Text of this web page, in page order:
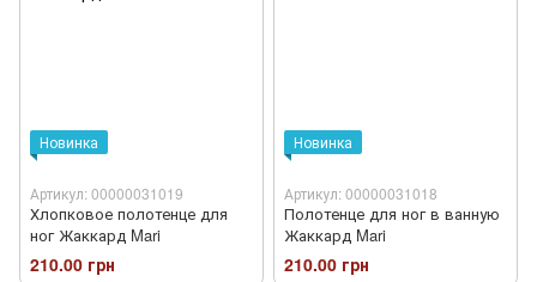
Новинка
Артикул: 00000031019
Хлопковое полотенце для
ног Жаккард Mari
210.00 грн
Новинка
Артикул: 00000031018
Полотенце для ног в ванную
Жаккард Mari
210.00 грн